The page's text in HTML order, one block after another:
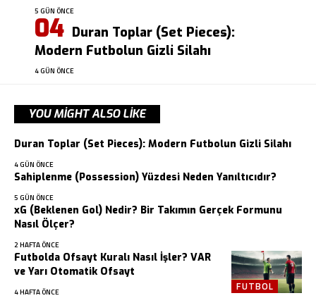
5 GÜN ÖNCE
Duran Toplar (Set Pieces):
Modern Futbolun Gizli Silahı
4 GÜN ÖNCE
YOU MIGHT ALSO LIKE
Duran Toplar (Set Pieces): Modern Futbolun Gizli Silahı
4 GÜN ÖNCE
Sahiplenme (Possession) Yüzdesi Neden Yanıltıcıdır?
5 GÜN ÖNCE
xG (Beklenen Gol) Nedir? Bir Takımın Gerçek Formunu
Nasıl Ölçer?
2 HAFTA ÖNCE
FUTBOL
Futbolda Ofsayt Kuralı Nasıl İşler? VAR
ve Yarı Otomatik Ofsayt
4 HAFTA ÖNCE